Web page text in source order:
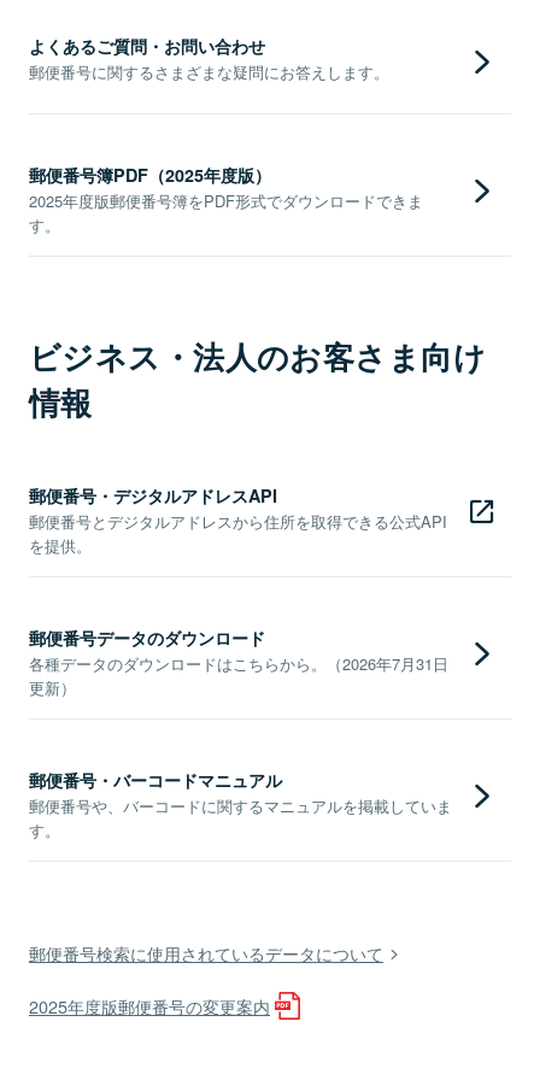
よくあるご質問・お問い合わせ
郵便番号に関するさまざまな疑問にお答えします。
郵便番号簿PDF（2025年度版）
2025年度版郵便番号簿をPDF形式でダウンロードできま
す。
ビジネス・法人のお客さま向け
情報
郵便番号・デジタルアドレスAPI
郵便番号とデジタルアドレスから住所を取得できる公式API
を提供。
郵便番号データのダウンロード
各種データのダウンロードはこちらから。（2026年7月31日
更新）
郵便番号・バーコードマニュアル
郵便番号や、バーコードに関するマニュアルを掲載していま
す。
郵便番号検索に使用されているデータについて
2025年度版郵便番号の変更案内